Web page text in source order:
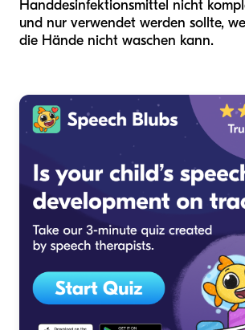
Handdesinfektionsmittel nicht
und nur verwendet werden sollte,
die Hände nicht waschen kann.